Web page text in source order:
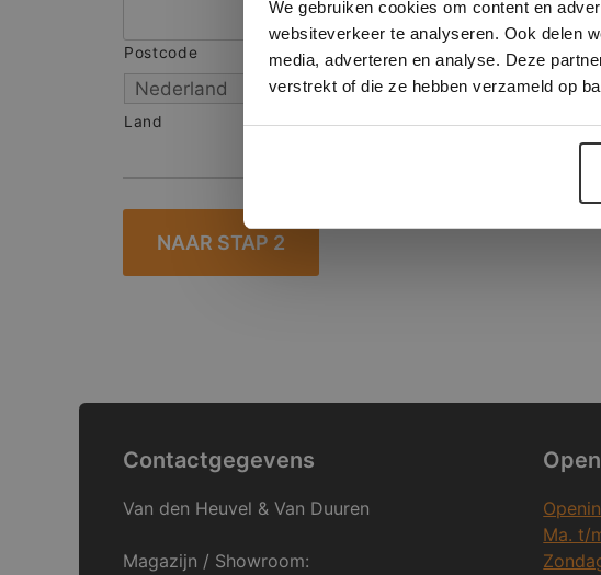
We gebruiken cookies om content en
websiteverkeer te analyseren. Ook delen
media, adverteren en analyse. Deze
verstrekt of die ze hebben verzameld op
Postcode Stad
Land
Contactgegevens
Van den Heuvel & Van Duuren
Magazijn / Showroom:
Ma. t/